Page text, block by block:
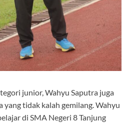
junior, Wahyu Saputra juga
tidak kalah gemilang. Wahyu
di SMA Negeri 8 Tanjung